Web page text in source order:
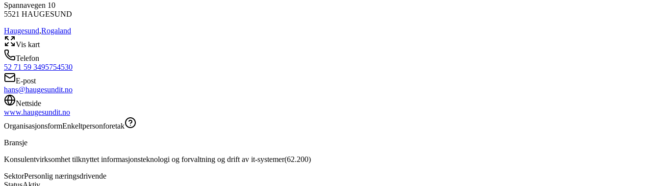
Spannavegen 10
5521 HAUGESUND
Haugesund,Rogaland
Vis kart
Telefon
52 71 59 3495754530
E-post
hans@haugesundit.no
Nettside
www.haugesundit.no
OrganisasjonsformEnkeltpersonforetak
Bransje
Konsulentvirksomhet tilknyttet informasjonsteknologi og forvaltning og drift av it-systemer(62.200)
SektorPersonlig næringsdrivende